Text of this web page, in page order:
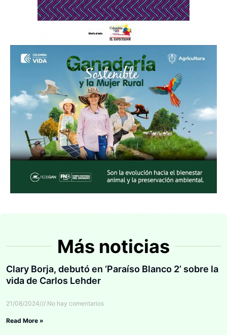
Más noticias
Clary Borja, debutó en ‘Paraíso Blanco 2’ sobre la
vida de Carlos Lehder
21/08/2024 No hay comentarios
Read More »